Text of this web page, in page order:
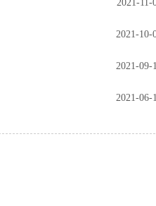
2021-11-
2021-10-
2021-09-
2021-06-